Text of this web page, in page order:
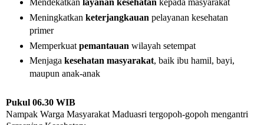
Meningkatkan keterjangkauan pelayanan kesehatan
primer
Memperkuat pemantauan wilayah setempat
Menjaga kesehatan masyarakat, baik ibu hamil, bayi,
maupun anak-anak
Pukul 06.30 WIB
Nampak Warga Masyarakat Maduasri tergopoh-gopoh mengantri